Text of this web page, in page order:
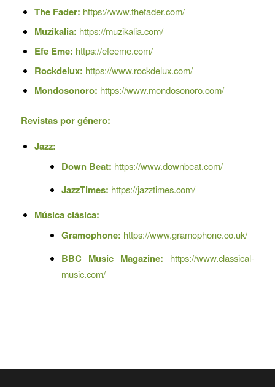
The Fader: https://www.thefader.com/
Muzikalia: https://muzikalia.com/
Efe Eme: https://efeeme.com/
Rockdelux: https://www.rockdelux.com/
Mondosonoro: https://www.mondosonoro.com/
Revistas por género:
Jazz:
Down Beat: https://www.downbeat.com/
JazzTimes: https://jazztimes.com/
Música clásica:
Gramophone: https://www.gramophone.co.uk/
BBC Music Magazine:
https://www.classical-
music.com/